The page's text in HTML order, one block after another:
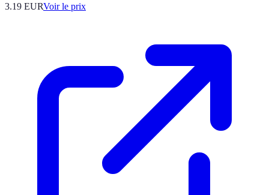
3.19 EURVoir le prix